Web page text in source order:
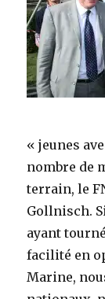
« jeunes
nombre de
terrain, le
Gollnisch.
ayant
facilité en
Marine,